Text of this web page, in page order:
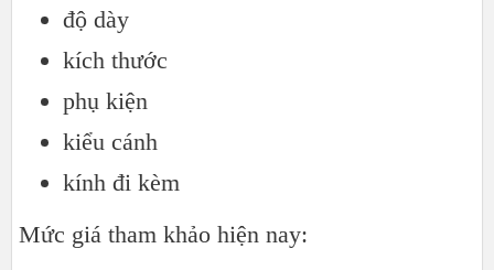
độ dày
kích thước
phụ kiện
kiểu cánh
kính đi kèm
Mức giá tham khảo hiện nay: